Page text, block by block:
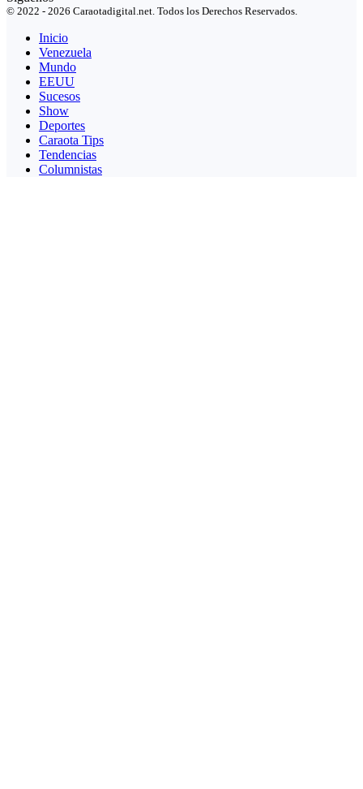
© 2022 - 2026 Caraotadigital.net. Todos los Derechos Reservados.
Inicio
Venezuela
Mundo
EEUU
Sucesos
Show
Deportes
Caraota Tips
Tendencias
Columnistas